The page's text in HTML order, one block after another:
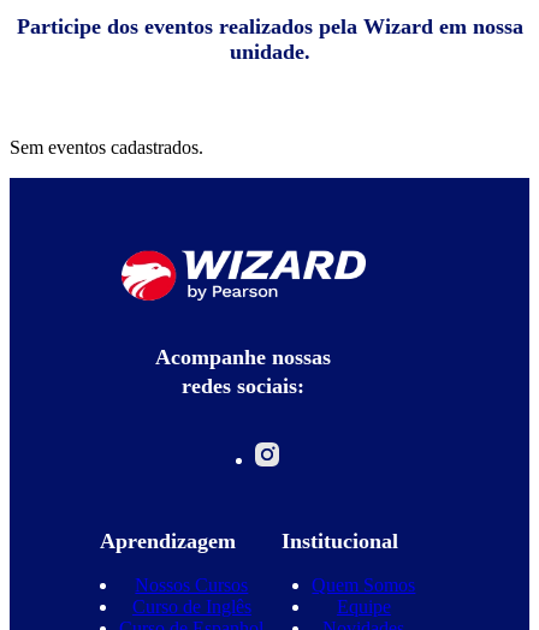
Participe dos eventos realizados pela Wizard em nossa
unidade.
Sem eventos cadastrados.
Acompanhe nossas
redes sociais:
Aprendizagem
Nossos Cursos
Curso de Inglês
Institucional
Quem Somos
Equipe